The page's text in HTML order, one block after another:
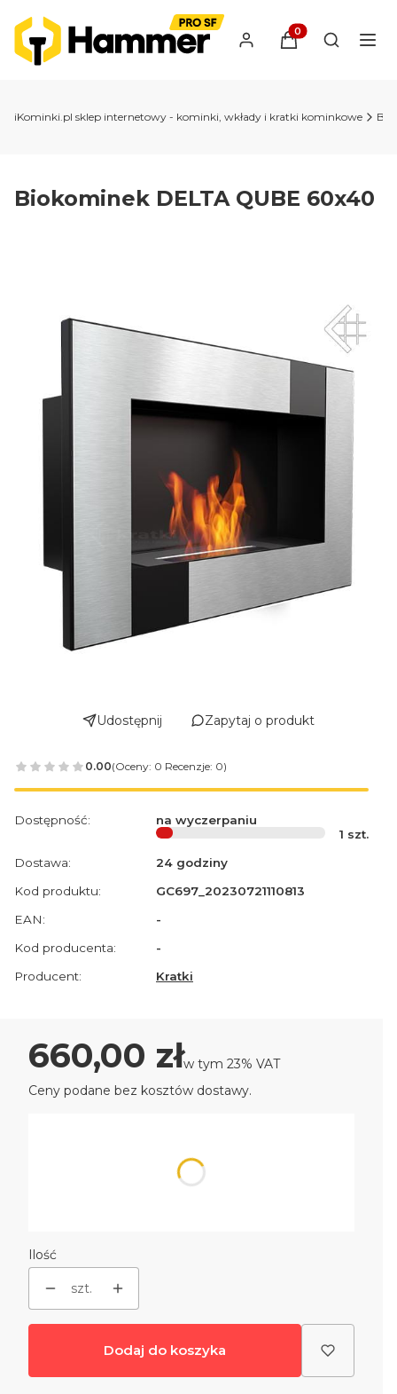
Produkty w
Otwórz
iKominki.pl sklep internetowy - kominki, wkłady i kratki kominkowe
Biokominek DELTA QUBE 60x40
Udostępnij Zapytaj o produkt
0.00(Oceny: 0 Recenzje: 0)
Dostępność:
na wyczerpaniu
1 szt.
Dostawa:
24 godziny
Kod produktu:
GC697_20230721110813
EAN:
-
Kod producenta:
-
Producent:
Kratki
Cena
660,00 złw tym 23% VAT
w tym 23% VAT
Ceny podane bez kosztów dostawy.
Poszczególne warianty mogą różnić się ceną
Ilość
szt.
Dodaj do koszyka